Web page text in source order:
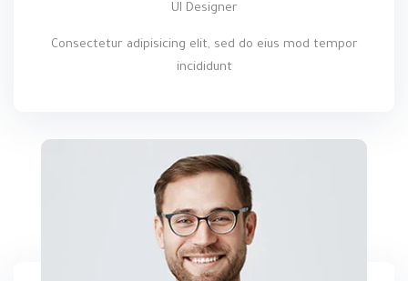
UI Designer
Consectetur adipisicing elit, sed do eius mod tempor
incididunt